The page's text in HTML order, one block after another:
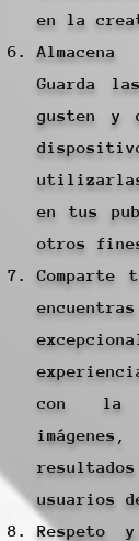
en la
Guarda
gusten y
en tus
otros
Comparte
con la
usuarios
Respeto